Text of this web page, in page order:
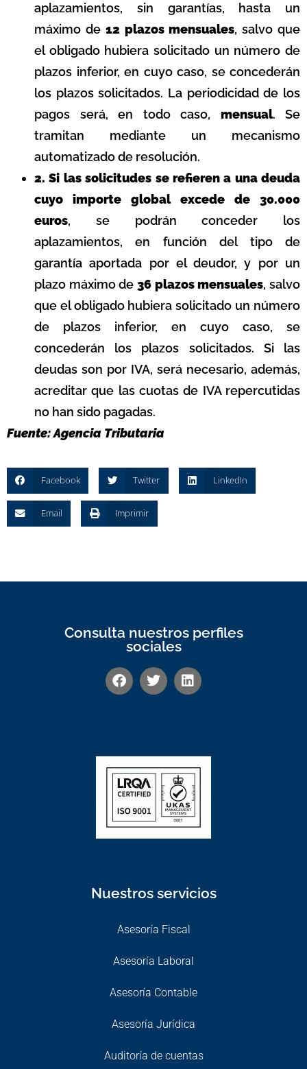
aplazamientos, sin garantías, hasta un
máximo de 12 plazos mensuales, salvo que
el obligado hubiera solicitado un número de
plazos inferior, en cuyo caso, se concederán
los plazos solicitados. La periodicidad de los
pagos será, en todo caso, mensual. Se
tramitan mediante un mecanismo
automatizado de resolución.
2. Si las solicitudes se refieren a una deuda
cuyo importe global excede de 30.000
euros, se podrán conceder los
aplazamientos, en función del tipo de
garantía aportada por el deudor, y por un
plazo máximo de 36 plazos mensuales, salvo
que el obligado hubiera solicitado un número
de plazos inferior, en cuyo caso, se
concederán los plazos solicitados. Si las
deudas son por IVA, será necesario, además,
acreditar que las cuotas de IVA repercutidas
no han sido pagadas.
Fuente: Agencia Tributaria
Facebook Twitter LinkedIn
Email Imprimir
Consulta nuestros perfiles
sociales
Nuestros servicios
Asesoría Fiscal
Asesoría Laboral
Asesoría Contable
Asesoría Jurídica
Auditoría de cuentas